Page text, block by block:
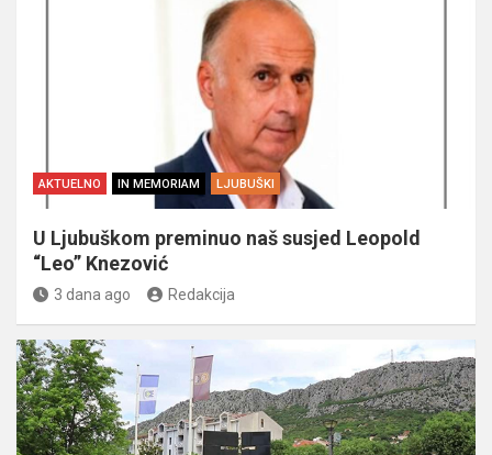
AKTUELNO IN MEMORIAM LJUBUŠKI
U Ljubuškom preminuo naš susjed Leopold
“Leo” Knezović
3 dana ago Redakcija